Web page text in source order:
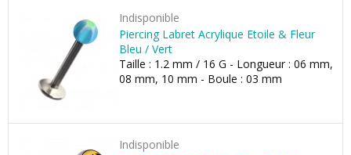
Indisponible
Piercing Labret Acrylique Etoile & Fleur
Bleu / Vert
Taille : 1.2 mm / 16 G - Longueur : 06 mm,
08 mm, 10 mm - Boule : 03 mm
Indisponible